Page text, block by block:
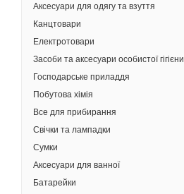
Аксесуари для одягу та взуття
Канцтовари
Електротовари
Засоби та аксесуари особистої гігієни
Господарське приладдя
Побутова хімія
Все для прибирання
Свічки та лампадки
Сумки
Аксесуари для ванної
Батарейки